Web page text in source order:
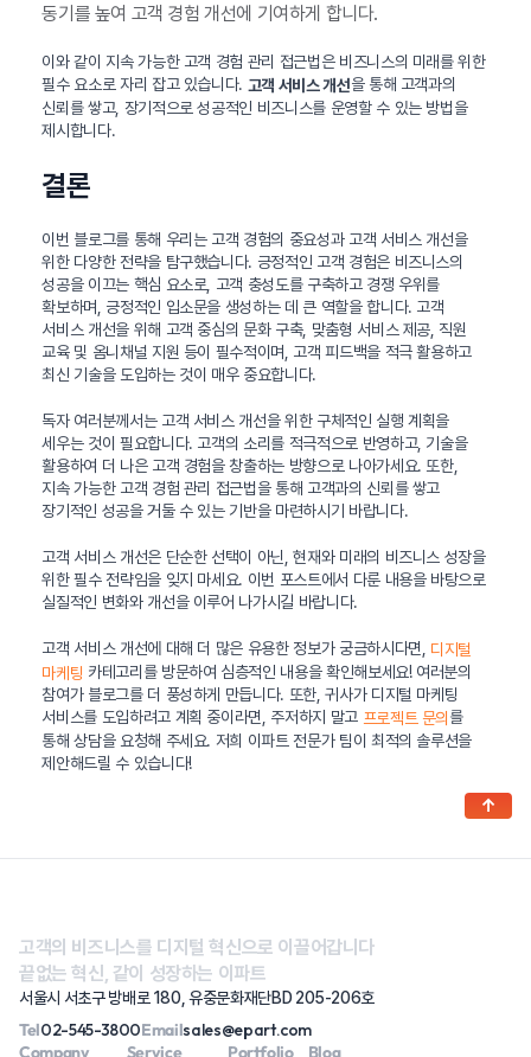
동기를 높여 고객 경험 개선에 기여하게 합니다.
이와 같이 지속 가능한 고객 경험 관리 접근법은 비즈니스의 미래를 위한
필수 요소로 자리 잡고 있습니다. 고객 서비스 개선을 통해 고객과의
신뢰를 쌓고, 장기적으로 성공적인 비즈니스를 운영할 수 있는 방법을
제시합니다.
결론
이번 블로그를 통해 우리는 고객 경험의 중요성과 고객 서비스 개선을
위한 다양한 전략을 탐구했습니다. 긍정적인 고객 경험은 비즈니스의
성공을 이끄는 핵심 요소로, 고객 충성도를 구축하고 경쟁 우위를
확보하며, 긍정적인 입소문을 생성하는 데 큰 역할을 합니다. 고객
서비스 개선을 위해 고객 중심의 문화 구축, 맞춤형 서비스 제공, 직원
교육 및 옴니채널 지원 등이 필수적이며, 고객 피드백을 적극 활용하고
최신 기술을 도입하는 것이 매우 중요합니다.
독자 여러분께서는 고객 서비스 개선을 위한 구체적인 실행 계획을
세우는 것이 필요합니다. 고객의 소리를 적극적으로 반영하고, 기술을
활용하여 더 나은 고객 경험을 창출하는 방향으로 나아가세요. 또한,
지속 가능한 고객 경험 관리 접근법을 통해 고객과의 신뢰를 쌓고
장기적인 성공을 거둘 수 있는 기반을 마련하시기 바랍니다.
고객 서비스 개선은 단순한 선택이 아닌, 현재와 미래의 비즈니스 성장을
위한 필수 전략임을 잊지 마세요. 이번 포스트에서 다룬 내용을 바탕으로
실질적인 변화와 개선을 이루어 나가시길 바랍니다.
고객 서비스 개선에 대해 더 많은 유용한 정보가 궁금하시다면, 디지털
마케팅 카테고리를 방문하여 심층적인 내용을 확인해보세요! 여러분의
참여가 블로그를 더 풍성하게 만듭니다. 또한, 귀사가 디지털 마케팅
서비스를 도입하려고 계획 중이라면, 주저하지 말고 프로젝트 문의 를
통해 상담을 요청해 주세요. 저희 이파트 전문가 팀이 최적의 솔루션을
제안해드릴 수 있습니다!
고객의 비즈니스를 디지털 혁신으로 이끌어갑니다
끝없는 혁신, 같이 성장하는 이파트
서울시 서초구 방배로 180, 유중문화재단BD 205-206호
Tel02-545-3800Emailsales@epart.com
Company
Service Portfolio Blog
↑